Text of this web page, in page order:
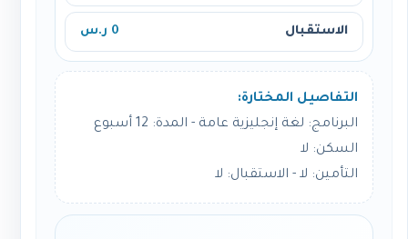
الاستقبال 0 ر.س
التفاصيل المختارة:
البرنامج: لغة إنجليزية عامة - المدة: 12 أسبوع
السكن: لا
التأمين: لا - الاستقبال: لا